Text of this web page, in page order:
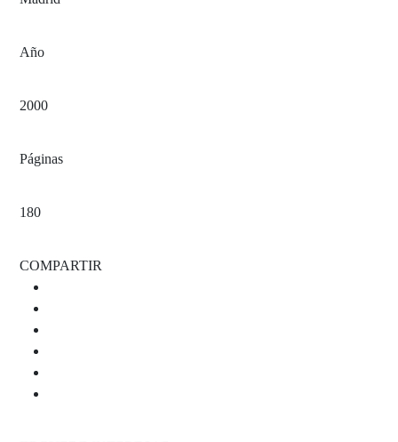
Año
2000
Páginas
180
COMPARTIR